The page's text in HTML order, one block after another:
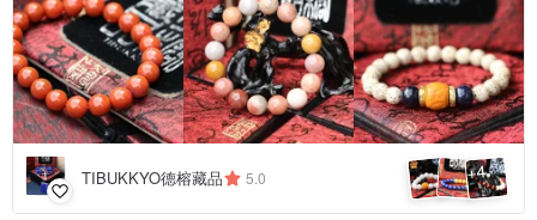
TIBUKKYO德榕藏品 5.0 +4